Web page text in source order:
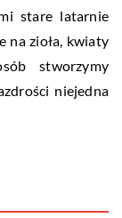
stare latarnie
na zioła, kwiaty
stworzymy
niejedna